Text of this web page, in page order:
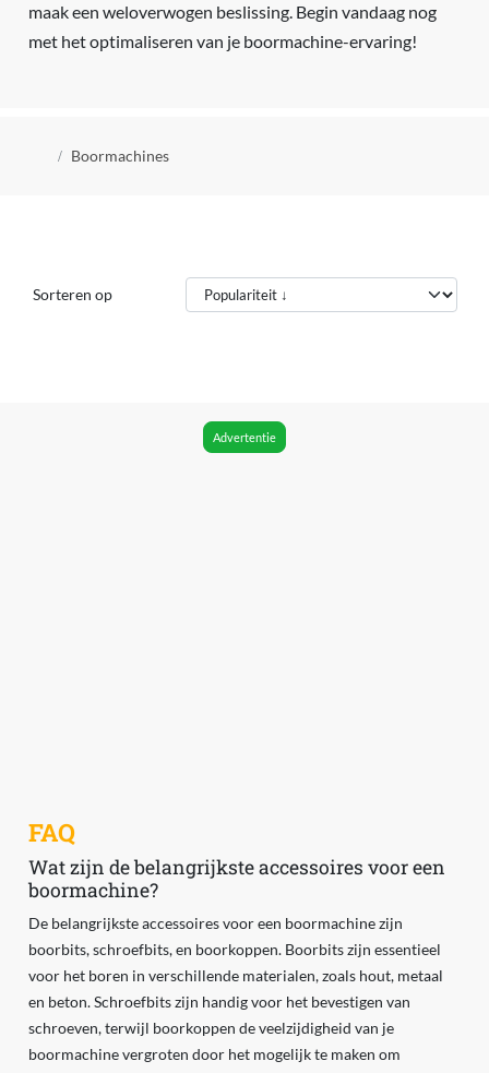
maak een weloverwogen beslissing. Begin vandaag nog
met het optimaliseren van je boormachine-ervaring!
Kruimelpad
Boormachines
Sorteren op
Advertentie
FAQ
Wat zijn de belangrijkste accessoires voor een
boormachine?
De belangrijkste accessoires voor een boormachine zijn
boorbits, schroefbits, en boorkoppen. Boorbits zijn essentieel
voor het boren in verschillende materialen, zoals hout, metaal
en beton. Schroefbits zijn handig voor het bevestigen van
schroeven, terwijl boorkoppen de veelzijdigheid van je
boormachine vergroten door het mogelijk te maken om